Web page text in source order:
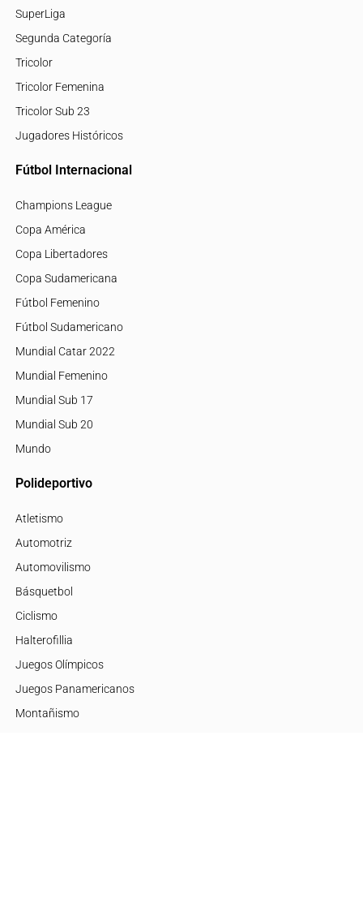
SuperLiga
Segunda Categoría
Tricolor
Tricolor Femenina
Tricolor Sub 23
Jugadores Históricos
Fútbol Internacional
Champions League
Copa América
Copa Libertadores
Copa Sudamericana
Fútbol Femenino
Fútbol Sudamericano
Mundial Catar 2022
Mundial Femenino
Mundial Sub 17
Mundial Sub 20
Mundo
Polideportivo
Atletismo
Automotriz
Automovilismo
Básquetbol
Ciclismo
Halterofillia
Juegos Olímpicos
Juegos Panamericanos
Montañismo